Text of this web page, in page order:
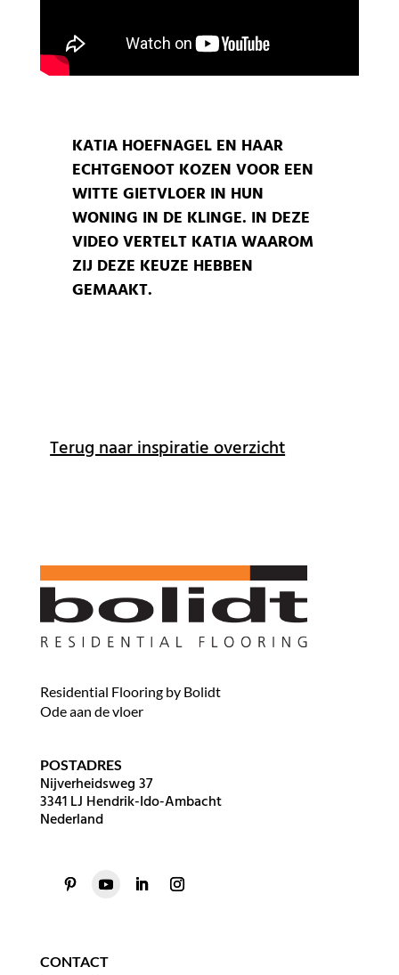
KATIA HOEFNAGEL EN HAAR
ECHTGENOOT KOZEN VOOR EEN
WITTE GIETVLOER IN HUN
WONING IN DE KLINGE. IN DEZE
VIDEO VERTELT KATIA WAAROM
ZIJ DEZE KEUZE HEBBEN
GEMAAKT.
Terug naar inspiratie overzicht
Residential Flooring by Bolidt
Ode aan de vloer
POSTADRES
Nijverheidsweg 37
3341 LJ Hendrik-Ido-Ambacht
Nederland
CONTACT